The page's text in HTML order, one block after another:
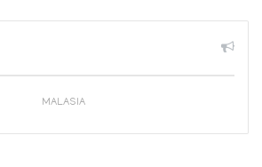
MALASIA